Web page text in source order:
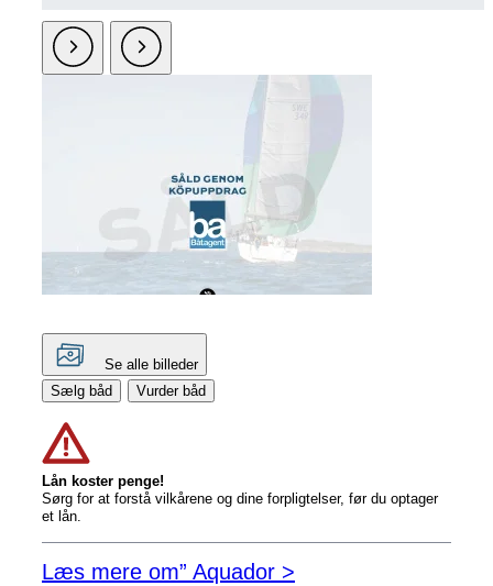
Se alle billeder
Sælg båd
Vurder båd
Lån koster penge!
Sørg for at forstå vilkårene og dine forpligtelser, før du optager
et lån.
Læs mere om” Aquador >